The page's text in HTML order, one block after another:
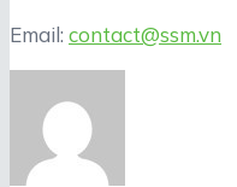
Email: contact@ssm.vn